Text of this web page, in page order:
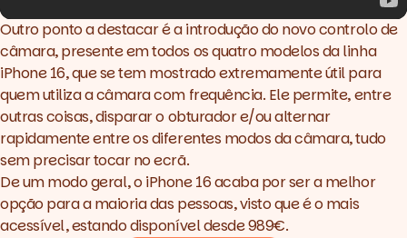
Outro ponto a destacar é a introdução do novo controlo de
câmara, presente em todos os quatro modelos da linha
iPhone 16, que se tem mostrado extremamente útil para
quem utiliza a câmara com frequência. Ele permite, entre
outras coisas, disparar o obturador e/ou alternar
rapidamente entre os diferentes modos da câmara, tudo
sem precisar tocar no ecrã.
De um modo geral, o iPhone 16 acaba por ser a melhor
opção para a maioria das pessoas, visto que é o mais
acessível, estando disponível desde 989€.